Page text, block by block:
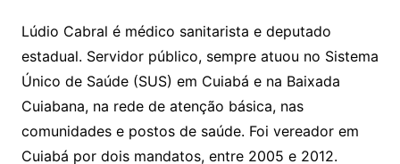
Lúdio Cabral é médico sanitarista e deputado
estadual. Servidor público, sempre atuou no Sistema
Único de Saúde (SUS) em Cuiabá e na Baixada
Cuiabana, na rede de atenção básica, nas
comunidades e postos de saúde. Foi vereador em
Cuiabá por dois mandatos, entre 2005 e 2012.